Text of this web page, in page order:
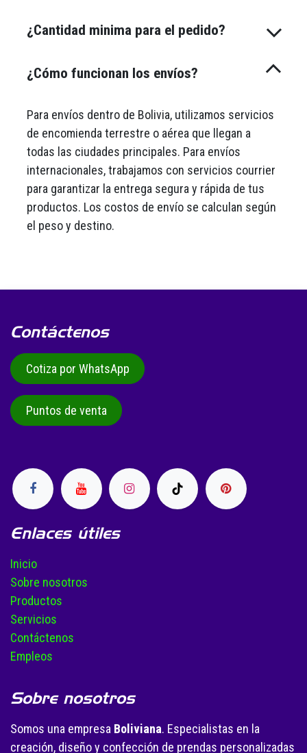
¿Cantidad minima para el pedido?
¿Cómo funcionan los envíos?
Para envíos dentro de Bolivia, utilizamos servicios
de encomienda terrestre o aérea que llegan a
todas las ciudades principales. Para envíos
internacionales, trabajamos con servicios courrier
para garantizar la entrega segura y rápida de tus
productos. Los costos de envío se calculan según
el peso y destino.
Enlaces útiles
Inicio
Sobre nosotros
Productos
Servicios
Contáctenos
Empleos
Sobre nosotros
Somos una empresa Boliviana. Especialistas en la
creación, diseño y confección de prendas personalizadas
Contáctenos
Cotiza por WhatsApp
Puntos de venta